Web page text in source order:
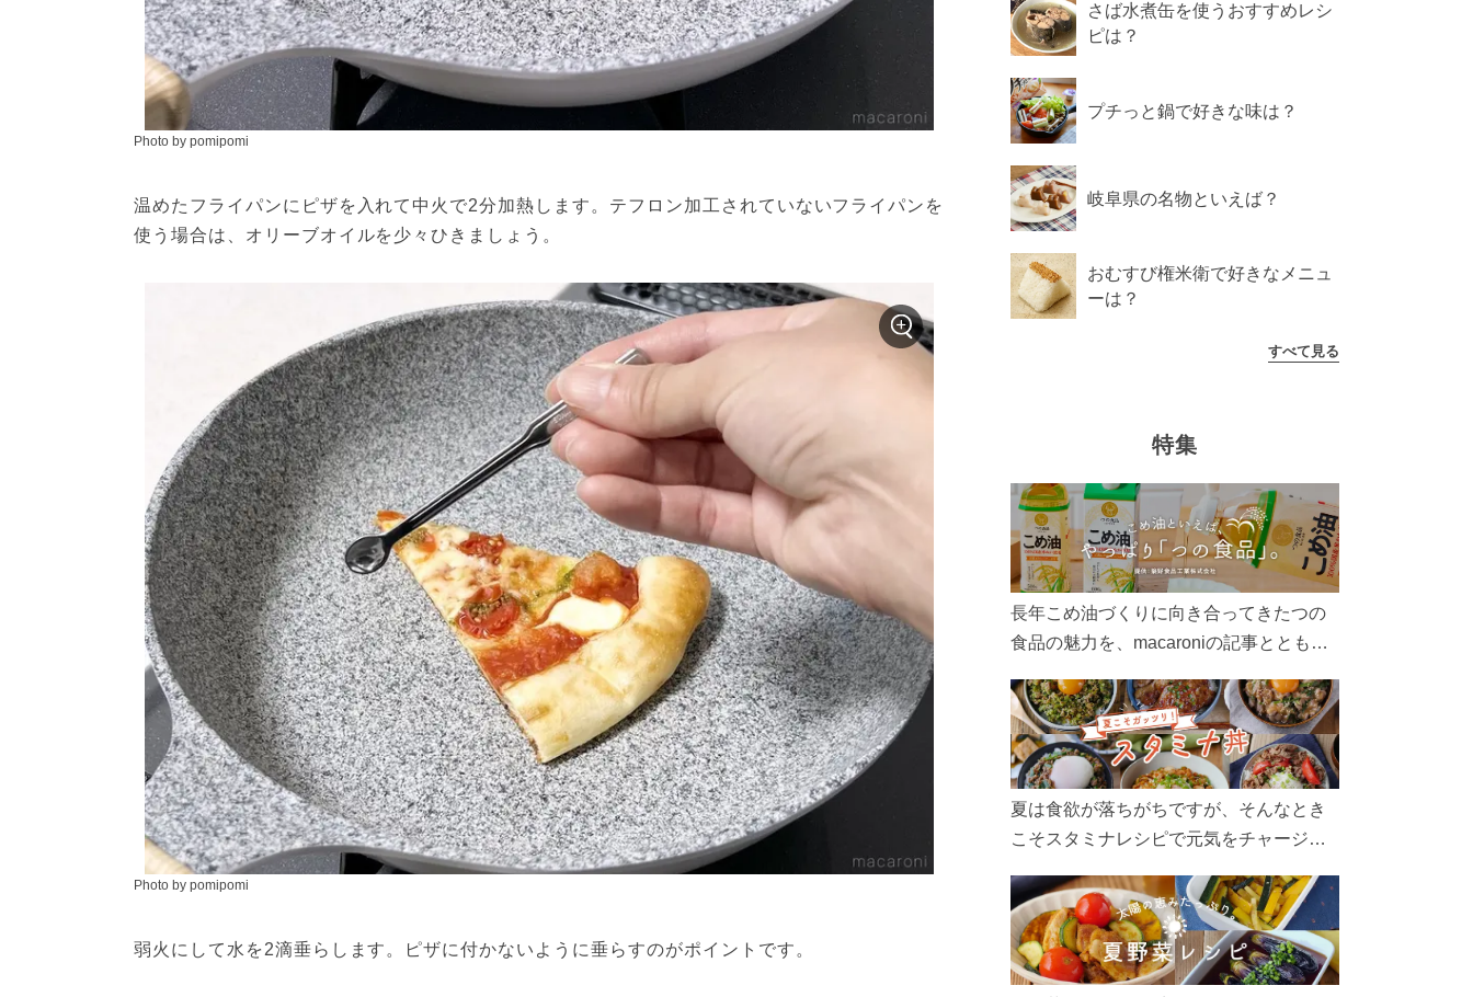
Photo by pomipomi
温めたフライパンにピザを入れて中火で2分加熱します。テフロン加工されていないフライパンを
使う場合は、オリーブオイルを少々ひきましょう。
Photo by pomipomi
弱火にして水を2滴垂らします。ピザに付かないように垂らすのがポイントです。
さば水煮缶を使うおすすめレシ
ピは？
プチっと鍋で好きな味は？
岐阜県の名物といえば？
おむすび権米衛で好きなメニュ
ーは？
すべて見る
特集
長年こめ油づくりに向き合ってきたつの
食品の魅力を、macaroniの記事とともに
ん、製造現場や品質へのこだわりまで。
こめ油をもっと好きになるコンテンツを
ぜひお楽しみください。
夏は食欲が落ちがちですが、そんなとき
こそスタミナレシピで元気をチャージ！
リ食べて、夏バテを吹き飛ばしましょ
う！